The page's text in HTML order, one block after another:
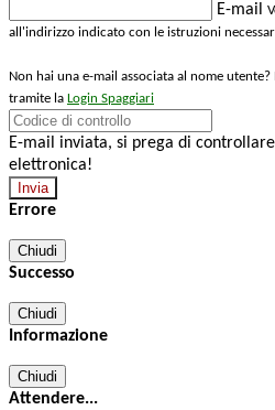
E-mail
all'indirizzo indicato con le istruzioni
Non hai una e-mail associata al nome
tramite la Login Spaggiari
E-mail inviata, si prega di
elettronica!
Errore
Chiudi
Successo
Chiudi
Informazione
Chiudi
Attendere...